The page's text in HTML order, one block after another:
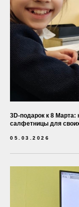
3D-подарок к 8
салфетницы для
05.03.2026